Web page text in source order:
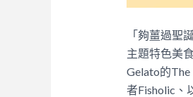
「夠薑過聖
主題特色美
Gelato的
者Fisholic、